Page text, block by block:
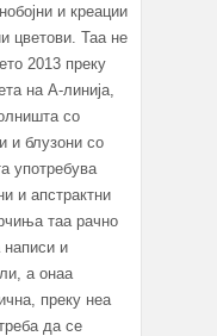
и креации
цветови. Таа не
2013 преку
на А-линија,
со
и блузони со
употребува
и апстрактни
таа рачно
написи и
а онаа
преку неа
да се